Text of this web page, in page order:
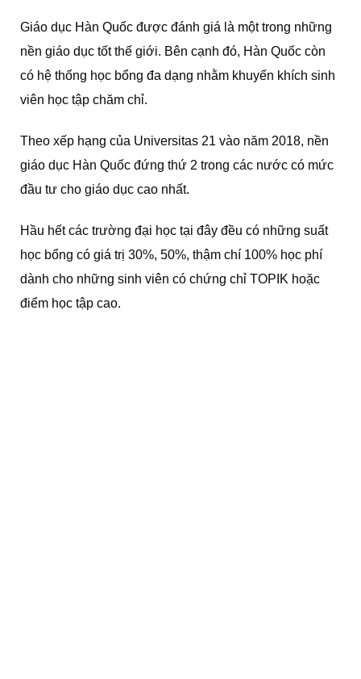
Giáo dục Hàn Quốc được đánh giá là một trong những
nền giáo dục tốt thế giới. Bên cạnh đó, Hàn Quốc còn
có hệ thống học bổng đa dạng nhằm khuyến khích sinh
viên học tập chăm chỉ.
Theo xếp hạng của Universitas 21 vào năm 2018, nền
giáo dục Hàn Quốc đứng thứ 2 trong các nước có mức
đầu tư cho giáo dục cao nhất.
Hầu hết các trường đại học tại đây đều có những suất
học bổng có giá trị 30%, 50%, thậm chí 100% học phí
dành cho những sinh viên có chứng chỉ TOPIK hoặc
điểm học tập cao.